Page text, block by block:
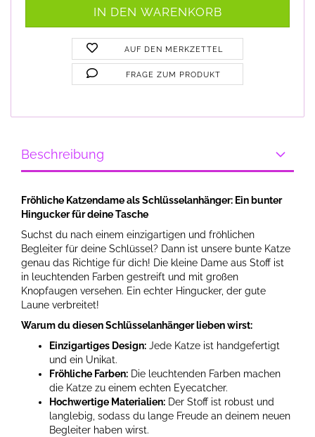
AUF DEN MERKZETTEL
FRAGE ZUM PRODUKT
Beschreibung
Fröhliche Katzendame als Schlüsselanhänger: Ein bunter
Hingucker für deine Tasche
Suchst du nach einem einzigartigen und fröhlichen
Begleiter für deine Schlüssel? Dann ist unsere bunte Katze
genau das Richtige für dich! Die kleine Dame aus Stoff ist
in leuchtenden Farben gestreift und mit großen
Knopfaugen versehen. Ein echter Hingucker, der gute
Laune verbreitet!
Warum du diesen Schlüsselanhänger lieben wirst:
Einzigartiges Design: Jede Katze ist handgefertigt
und ein Unikat.
Fröhliche Farben: Die leuchtenden Farben machen
die Katze zu einem echten Eyecatcher.
Hochwertige Materialien: Der Stoff ist robust und
langlebig, sodass du lange Freude an deinem neuen
Begleiter haben wirst.